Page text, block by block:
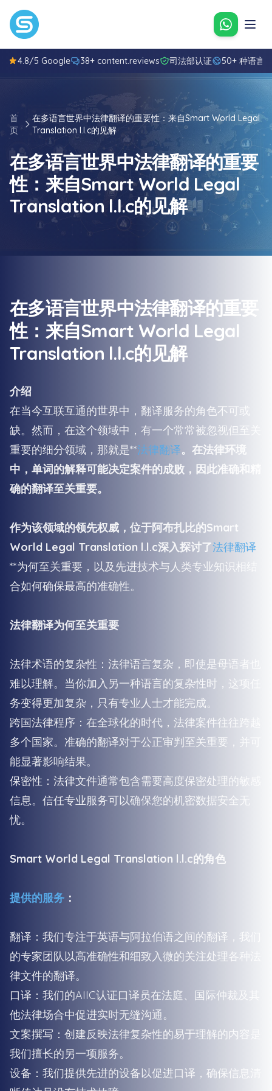
通过
4.8/5 Google 38+ content.reviews 司法部认证 50+ 种语言
首
页
在多语言世界中法律翻译的重要性：来自Smart World Legal
Translation l.l.c的见解
在多语言世界中法律翻译的重要
性：来自Smart World Legal
Translation l.l.c的见解
在多语言世界中法律翻译的重要
性：来自Smart World Legal
Translation l.l.c的见解
介绍
在当今互联互通的世界中，翻译服务的角色不可或
缺。然而，在这个领域中，有一个常常被忽视但至关
重要的细分领域，那就是**法律翻译。在法律环境
中，单词的解释可能决定案件的成败，因此准确和精
确的翻译至关重要。
作为该领域的领先权威，位于阿布扎比的Smart
World Legal Translation l.l.c深入探讨了法律翻译
**为何至关重要，以及先进技术与人类专业知识相结
合如何确保最高的准确性。
法律翻译为何至关重要
法律术语的复杂性：法律语言复杂，即使是母语者也
难以理解。当你加入另一种语言的复杂性时，这项任
务变得更加复杂，只有专业人士才能完成。
跨国法律程序：在全球化的时代，法律案件往往跨越
多个国家。准确的翻译对于公正审判至关重要，并可
能显著影响结果。
保密性：法律文件通常包含需要高度保密处理的敏感
信息。信任专业服务可以确保您的机密数据安全无
忧。
Smart World Legal Translation l.l.c的角色
提供的服务 ：
翻译：我们专注于英语与阿拉伯语之间的翻译，我们
的专家团队以高准确性和细致入微的关注处理各种法
律文件的翻译。
口译：我们的AIIC认证口译员在法庭、国际仲裁及其
他法律场合中促进实时无缝沟通。
文案撰写：创建反映法律复杂性的易于理解的内容是
我们擅长的另一项服务。
设备：我们提供先进的设备以促进口译，确保信息清